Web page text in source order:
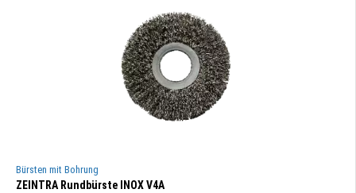
Bürsten mit Bohrung
ZEINTRA Rundbürste INOX V4A